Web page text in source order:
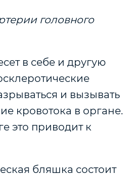
головного
в себе и другую
и вызывать
кровотока в органе.
это приводит к
бляшка состоит